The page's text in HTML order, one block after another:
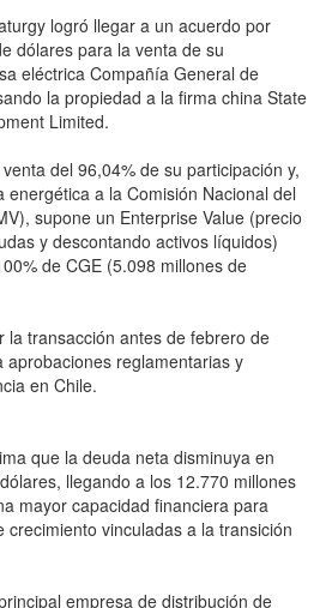
logró llegar a un acuerdo por
dólares para la venta de su
eléctrica Compañía General de
la propiedad a la firma china State
Limited.
del 96,04% de su participación y,
a la Comisión Nacional del
supone un Enterprise Value (precio
y descontando activos líquidos)
de CGE (5.098 millones de
la transacción antes de febrero de
reglamentarias y
en Chile.
que la deuda neta disminuya en
llegando a los 12.770 millones
mayor capacidad financiera para
vinculadas a la transición
empresa de distribución de